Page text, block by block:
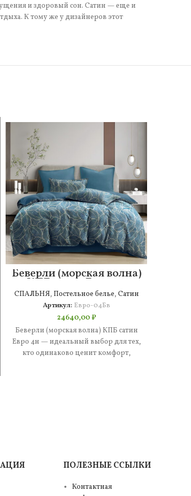
и здоровый сон. Сатин — еще и
К тому же у дизайнеров этот
Беверли (морская волна)
КПБ сатин Евро 4н
СПАЛЬНЯ, Постельное белье, Сатин
Артикул: Евро-04Бв
24640,00₽
Беверли (морская волна) КПБ сатин
Евро 4н — идеальный выбор для тех,
кто одинаково ценит комфорт,
ПОЛЕЗНЫЕ ССЫЛКИ
Контактная